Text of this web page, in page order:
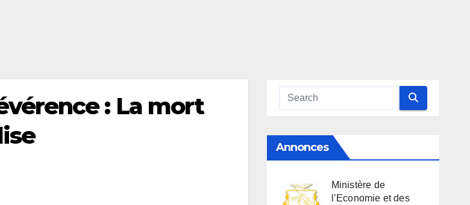
: La mort
Annonces
Ministère de
l’Economie et des